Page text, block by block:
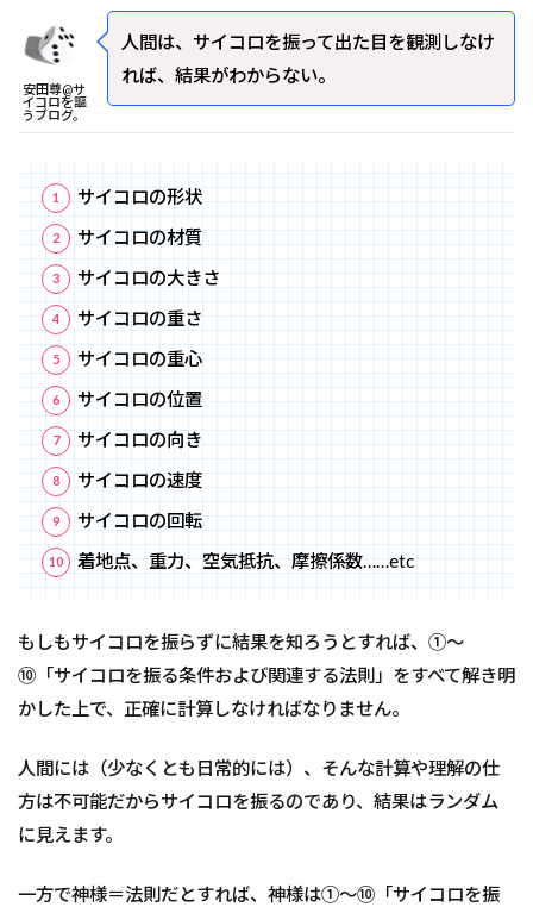
安田尊@サ
イコロを謳
うブログ。
人間は、サイコロを振って出た目を観測しなけ
れば、結果がわからない。
サイコロの形状
サイコロの材質
サイコロの大きさ
サイコロの重さ
サイコロの重心
サイコロの位置
サイコロの向き
サイコロの速度
サイコロの回転
着地点、重力、空気抵抗、摩擦係数……etc
もしもサイコロを振らずに結果を知ろうとすれば、①～
⑩「サイコロを振る条件および関連する法則」をすべて解き明
かした上で、正確に計算しなければなりません。
人間には（少なくとも日常的には）、そんな計算や理解の仕
方は不可能だからサイコロを振るのであり、結果はランダム
に見えます。
一方で神様＝法則だとすれば、神様は①～⑩「サイコロを振